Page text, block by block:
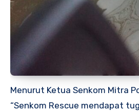
Menurut Ketua Senkom Mitra
“Senkom Rescue mendapat